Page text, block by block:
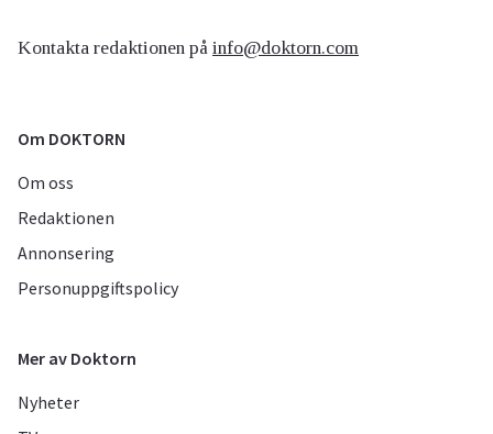
Kontakta redaktionen på info@doktorn.com
Om DOKTORN
Om oss
Redaktionen
Annonsering
Personuppgiftspolicy
Mer av Doktorn
Nyheter